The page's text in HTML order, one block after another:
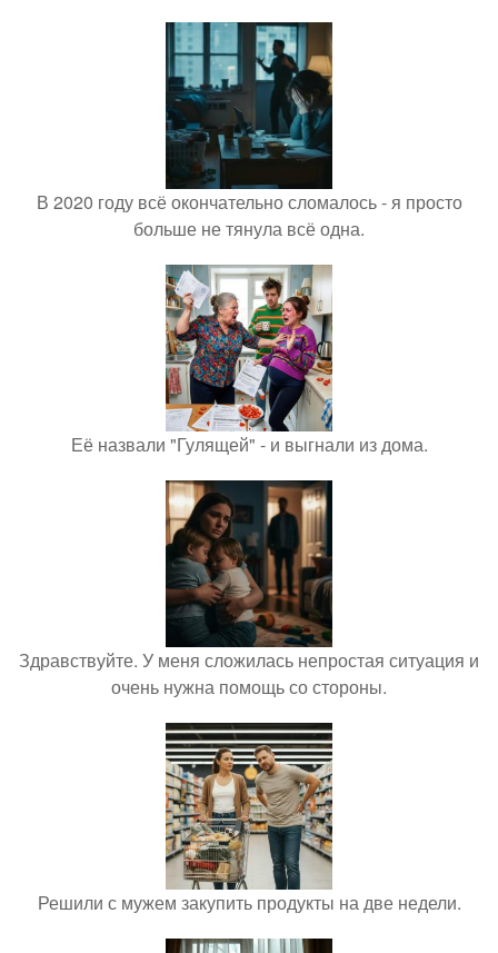
В 2020 году всё окончательно сломалось - я просто
больше не тянула всё одна.
Её назвали "Гулящей" - и выгнали из дома.
Здравствуйте. У меня сложилась непростая ситуация и
очень нужна помощь со стороны.
Решили с мужем закупить продукты на две недели.